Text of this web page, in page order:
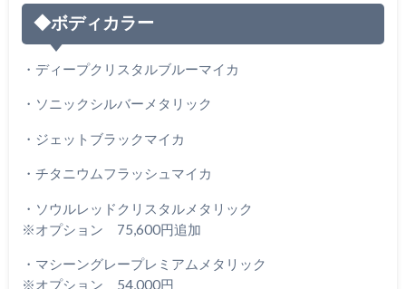
◆ボディカラー
・ディープクリスタルブルーマイカ
・ソニックシルバーメタリック
・ジェットブラックマイカ
・チタニウムフラッシュマイカ
・ソウルレッドクリスタルメタリック
※オプション 75,600円追加
・マシーングレープレミアムメタリック
※オプション 54,000円